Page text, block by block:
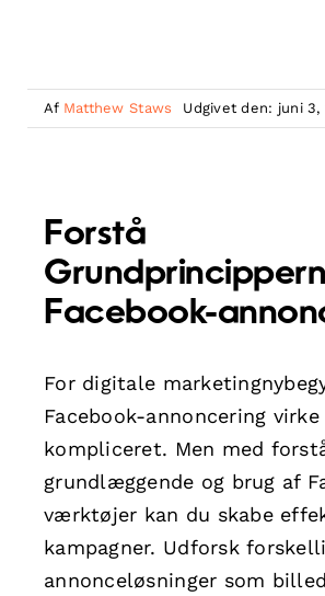
Af Matthew Staws Udgivet den: juni 3,
Forstå
Facebook-
For digitale
Facebook-annoncering virke
kompliceret. Men med
grundlæggende og brug af
værktøjer kan du skabe
kampagner. Udforsk
annonceløsninger som